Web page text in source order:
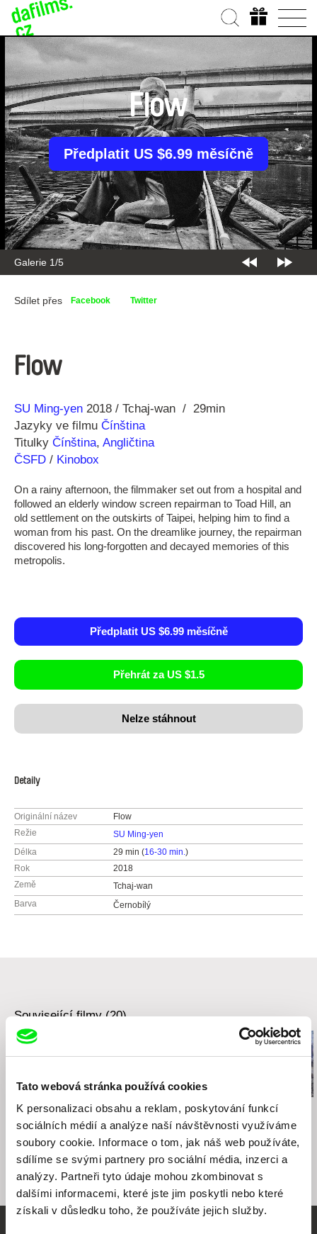
Tato webová stránka používá cookies
K personalizaci obsahu a reklam, poskytování funkcí
sociálních médií a analýze naší návštěvnosti využíváme
soubory cookie. Informace o tom, jak náš web používáte,
sdílíme se svými partnery pro sociální média, inzerci a
analýzy. Partneři tyto údaje mohou zkombinovat s
dalšími informacemi, které jste jim poskytli nebo které
získali v důsledku toho, že používáte jejich služby.
Galerie 2/5
Flow
Předplatit US $6.99 měsíčně
Sdílet přes Facebook Twitter
Flow
Režie
SU Ming-yen
Rok 2018 Tchaj-wan
29min
Jazyky ve filmu Čínština
Titulky Čínština, Angličtina
ČSFD / Kinobox
On a rainy afternoon, the filmmaker set out from a hospital and
followed an elderly window screen repairman to Toad Hill, an
old settlement on the outskirts of Taipei, helping him to find a
woman from his past. On the dreamlike journey, the repairman
discovered his long-forgotten and decayed memories of this
metropolis.
Předplatit US $6.99 měsíčně
Přehrát za US $1.5
Nelze stáhnout
Detaily
Originální název
Flow
Režie
SU Ming-yen
Délka
29 min (16-30 min.)
Rok
2018
Země
Tchaj-wan
Barva
Černobílý
Související filmy (20)
Ella Raidel
Kopie štěstí
J. P. Sniadecki
Sung-chua
J. P. Sniadecki
Demolition